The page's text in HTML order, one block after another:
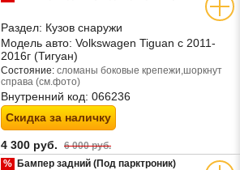
Раздел: Кузов снаружи
Модель авто: Volkswagen Tiguan с 2011-
2016г (Тигуан)
Состояние: сломаны боковые крепежи,шоркнут
справа (см.фото)
Внутренний код: 066236
Скидка за наличку
4 300 руб. 6 000 руб.
% Бампер задний (Под парктроник)